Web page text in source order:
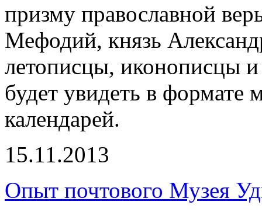
призму православной
Мефодий, князь
летописцы, иконописцы
будет увидеть в формате
календарей.
15.11.2013
Опыт почтового Музея